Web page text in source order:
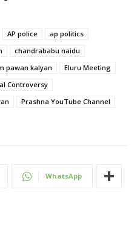
AP police
ap politics
chandrababu naidu
pawan kalyan
Eluru Meeting
Controversy
Prashna YouTube Channel
WhatsApp